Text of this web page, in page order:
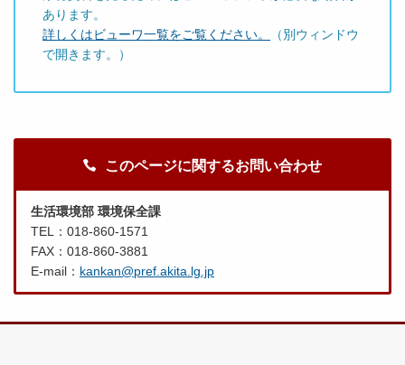
あります。
詳しくはビューワ一覧をご覧ください。
（別ウィンドウ
で開きます。）
このページに関するお問い合わせ
生活環境部 環境保全課
TEL：018-860-1571
FAX：018-860-3881
E-mail： kankan@pref.akita.lg.jp